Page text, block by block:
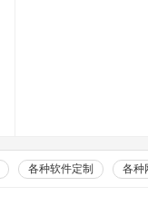
各种软件定制 各种